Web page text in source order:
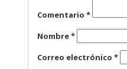
Comentario*
Nombre*
Correo electrónico*